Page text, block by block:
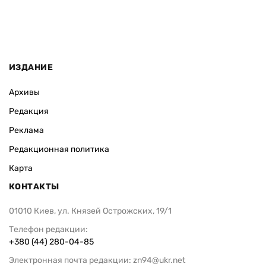
ИЗДАНИЕ
Архивы
Редакция
Реклама
Редакционная политика
Карта
КОНТАКТЫ
01010 Киев, ул. Князей Острожских, 19/1
Телефон редакции:
+380 (44) 280-04-85
Электронная почта редакции: zn94@ukr.net